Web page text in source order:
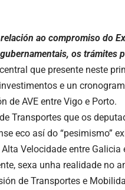
ao compromiso do
os trámites
que presente neste
e un
de AVE entre Vigo e Porto.
Transportes que os
eco así do “pesimismo”
Velocidade entre Galicia
sexa unha realidade no
de Transportes e